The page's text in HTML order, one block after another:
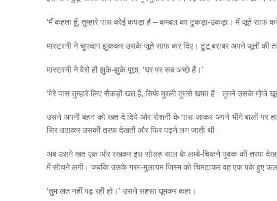
‘मैं कहता हूँ, तुम्हारे पास कोई कपड़ा है – कम्बल का टुकड़ा-उकड़ा। मैं जूते साफ
मास्टरनी ने चुपचाप झुककर उसके जूते साफ कर दिए। टुटू बराबर अपने जूतों की
मास्टरनी ने वैसे ही झुके-झुके पूछा, ‘घर पर सब अच्छे हैं।’
‘मेरे पास तुम्हारे लिए सैकड़ों खत हैं, सिर्फ मुरली तुमसे खफा है। तुमने उसके मो़जे
उसने अपनी बहन को खत दे दिये और रोशनी के पास जाकर अपने भीगे बालों पर
सिर उठाकर उसकी तरफ देखती और फिर पढ़ने लग जाती थी।
अब उसने खत एक ओर रखकर इस सोलह साल के लम्बे-चिकने युवक की तरफ
में सोचने लगी। जबकि उसके गरम-मुलायम जिस्म को चिमटाकर वह एक पके हुए फल
‘तुम खत नहीं पढ़ रही हो।’ उसने सहसा घूमकर कहा।